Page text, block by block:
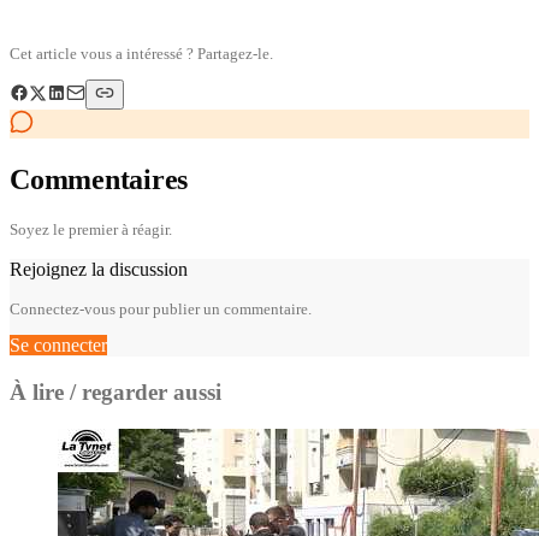
Cet article vous a intéressé ? Partagez-le.
Commentaires
Soyez le premier à réagir.
Rejoignez la discussion
Connectez-vous pour publier un commentaire.
Se connecter
À lire / regarder aussi